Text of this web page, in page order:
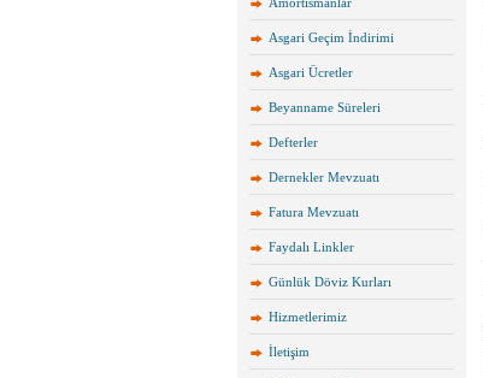
Asgari Geçim İndirimi
Asgari Ücretler
Beyanname Süreleri
Defterler
Dernekler Mevzuatı
Fatura Mevzuatı
Faydalı Linkler
Günlük Döviz Kurları
Hizmetlerimiz
İletişim